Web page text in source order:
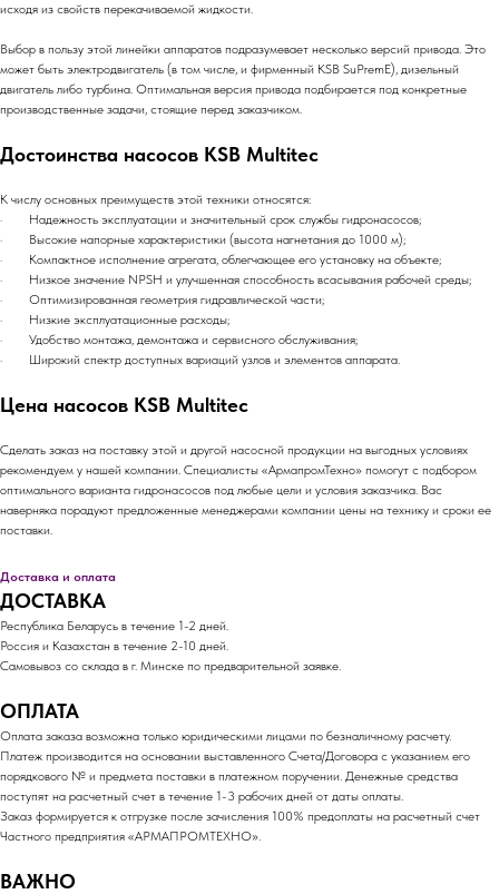
исходя из свойств перекачиваемой жидкости.
Выбор в пользу этой линейки аппаратов подразумевает несколько версий привода. Это
может быть электродвигатель (в том числе, и фирменный KSB SuPremE), дизельный
двигатель либо турбина. Оптимальная версия привода подбирается под конкретные
производственные задачи, стоящие перед заказчиком.
Достоинства насосов KSB Multitec
К числу основных преимуществ этой техники относятся:
· Надежность эксплуатации и значительный срок службы гидронасосов;
· Высокие напорные характеристики (высота нагнетания до 1000 м);
· Компактное исполнение агрегата, облегчающее его установку на объекте;
· Низкое значение NPSH и улучшенная способность всасывания рабочей среды;
· Оптимизированная геометрия гидравлической части;
· Низкие эксплуатационные расходы;
· Удобство монтажа, демонтажа и сервисного обслуживания;
· Широкий спектр доступных вариаций узлов и элементов аппарата.
Цена насосов KSB Multitec
Сделать заказ на поставку этой и другой насосной продукции на выгодных условиях
рекомендуем у нашей компании. Специалисты «АрмапромТехно» помогут с подбором
оптимального варианта гидронасосов под любые цели и условия заказчика. Вас
наверняка порадуют предложенные менеджерами компании цены на технику и сроки ее
поставки.
Доставка и оплата
ДОСТАВКА
Республика Беларусь в течение 1-2 дней.
Россия и Казахстан в течение 2-10 дней.
Самовывоз со склада в г. Минске по предварительной заявке.
ОПЛАТА
Оплата заказа возможна только юридическими лицами по безналичному расчету.
Платеж производится на основании выставленного Счета/Договора с указанием его
порядкового № и предмета поставки в платежном поручении. Денежные средства
поступят на расчетный счет в течение 1-3 рабочих дней от даты оплаты.
Заказ формируется к отгрузке после зачисления 100% предоплаты на расчетный счет
Частного предприятия «АРМАПРОМТЕХНО».
ВАЖНО